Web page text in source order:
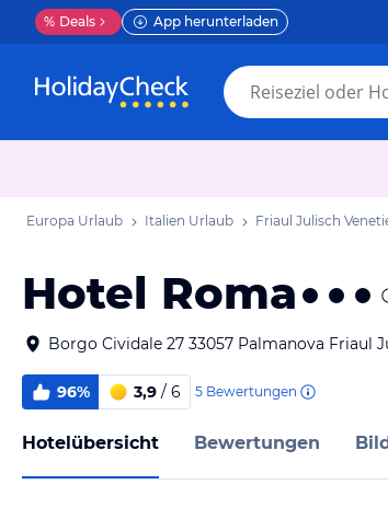
% Deals App herunterladen
Europa Urlaub Italien Urlaub Friaul Julisch
Hotel Roma
Borgo Cividale 27 33057 Palmanova Friaul
96% 3,9 / 6 5 Bewertungen
Hotelübersicht Bewertungen